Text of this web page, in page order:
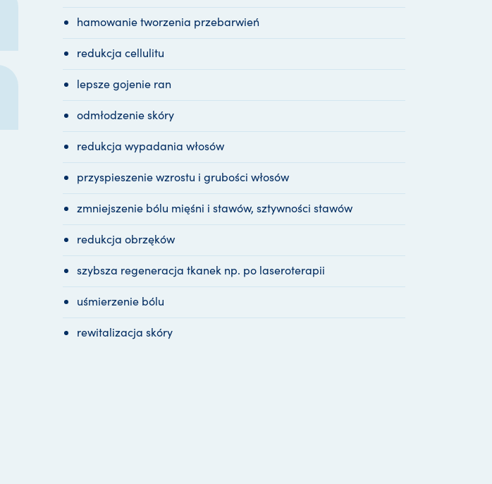
hamowanie tworzenia przebarwień
redukcja cellulitu
lepsze gojenie ran
odmłodzenie skóry
redukcja wypadania włosów
przyspieszenie wzrostu i grubości włosów
zmniejszenie bólu mięśni i stawów, sztywności stawów
redukcja obrzęków
szybsza regeneracja tkanek np. po laseroterapii
uśmierzenie bólu
rewitalizacja skóry